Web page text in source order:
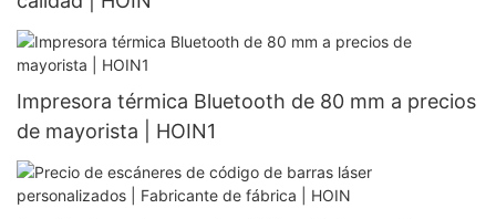
Impresora térmica Bluetooth de 80 mm a precios
de mayorista | HOIN1